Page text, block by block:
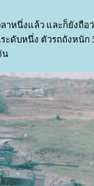
าหนึ่งแล้ว และก็ยังถือ
ดับหนึ่ง ตัวรถถังหนั
น